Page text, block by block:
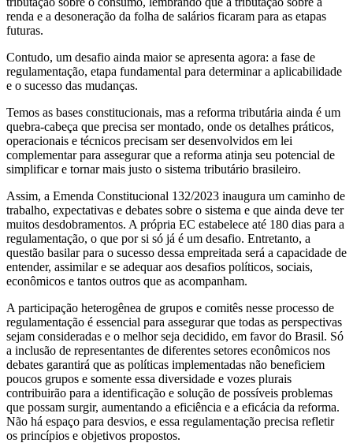
renda e a desoneração da folha de salários ficaram para as etapas
futuras.
Contudo, um desafio ainda maior se apresenta agora: a fase de
regulamentação, etapa fundamental para determinar a aplicabilidade
e o sucesso das mudanças.
Temos as bases constitucionais, mas a reforma tributária ainda é um
quebra-cabeça que precisa ser montado, onde os detalhes práticos,
operacionais e técnicos precisam ser desenvolvidos em lei
complementar para assegurar que a reforma atinja seu potencial de
simplificar e tornar mais justo o sistema tributário brasileiro.
Assim, a Emenda Constitucional 132/2023 inaugura um caminho de
trabalho, expectativas e debates sobre o sistema e que ainda deve ter
muitos desdobramentos. A própria EC estabelece até 180 dias para a
regulamentação, o que por si só já é um desafio. Entretanto, a
questão basilar para o sucesso dessa empreitada será a capacidade de
entender, assimilar e se adequar aos desafios políticos, sociais,
econômicos e tantos outros que as acompanham.
A participação heterogênea de grupos e comitês nesse processo de
regulamentação é essencial para assegurar que todas as perspectivas
sejam consideradas e o melhor seja decidido, em favor do Brasil. Só
a inclusão de representantes de diferentes setores econômicos nos
debates garantirá que as políticas implementadas não beneficiem
poucos grupos e somente essa diversidade e vozes plurais
contribuirão para a identificação e solução de possíveis problemas
que possam surgir, aumentando a eficiência e a eficácia da reforma.
Não há espaço para desvios, e essa regulamentação precisa refletir
os princípios e objetivos propostos.